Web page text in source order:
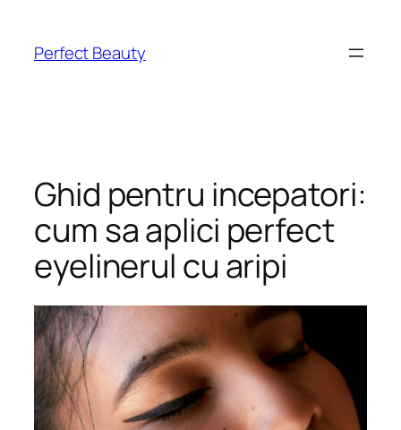
content
Perfect Beauty
Ghid pentru incepatori:
cum sa aplici perfect
eyelinerul cu aripi